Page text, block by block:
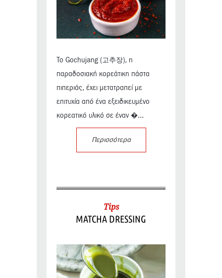
Το Gochujang (고추장), η
παραδοσιακή κορεάτικη πάστα
πιπεριάς, έχει μετατραπεί με
επιτυχία από ένα εξειδικευμένο
κορεατικό υλικό σε έναν �...
Περισσότερα
Tips
MATCHA DRESSING